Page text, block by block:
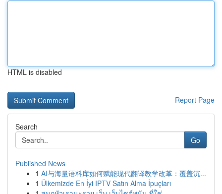
HTML is disabled
Report Page
Search
Go
Published News
1 AI与海量语料库如何赋能现代翻译教学改革：覆盖沉...
1 Ülkemizde En İyi IPTV Satın Alma İpuçları